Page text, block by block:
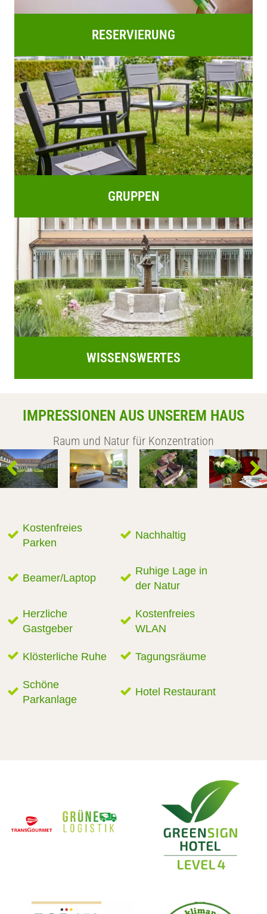
RESERVIERUNG
GRUPPEN
WISSENSWERTES
IMPRESSIONEN AUS UNSEREM HAUS
Raum und Natur für Konzentration
Kostenfreies
Parken
Nachhaltig
Beamer/Laptop
Ruhige Lage in
der Natur
Herzliche
Gastgeber
Kostenfreies
WLAN
Klösterliche Ruhe Tagungsräume
Schöne
Parkanlage
Hotel Restaurant